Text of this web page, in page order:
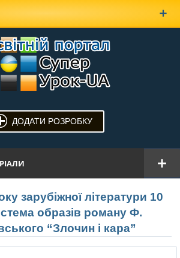
ДОДАТИ РОЗРОБКУ
зарубіжної літератури 10
образів роману Ф.
“Злочин і кара”